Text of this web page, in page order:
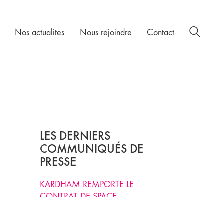
Nos actualites Nous rejoindre Contact
LES DERNIERS
COMMUNIQUÉS DE
PRESSE
KARDHAM REMPORTE LE